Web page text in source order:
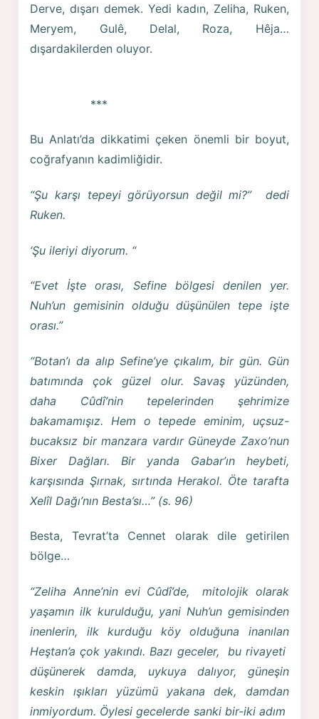
Derve, dışarı demek. Yedi kadın, Zeliha, Ruken,
Meryem, Gulê, Delal, Roza, Hêja…
dışardakilerden oluyor.
***
Bu Anlatı’da dikkatimi çeken önemli bir boyut,
coğrafyanın kadimliğidir.
“Şu karşı tepeyi görüyorsun değil mi?” dedi
Ruken.
‘Şu ileriyi diyorum. “
“Evet İşte orası, Sefine bölgesi denilen yer.
Nuh’un gemisinin olduğu düşünülen tepe işte
orası.”
“Botan’ı da alıp Sefine’ye çıkalım, bir gün. Gün
batımında çok güzel olur. Savaş yüzünden,
daha Cûdî’nin tepelerinden şehrimize
bakamamışız. Hem o tepede eminim, uçsuz-
bucaksız bir manzara vardır Güneyde Zaxo’nun
Bixer Dağları. Bir yanda Gabar’ın heybeti,
karşısında Şırnak, sırtında Herakol. Öte tarafta
Xelîl Dağı’nın Besta’sı…” (s. 96)
Besta, Tevrat’ta Cennet olarak dile getirilen
bölge…
“Zeliha Anne’nin evi Cûdî’de, mitolojik olarak
yaşamın ilk kurulduğu, yani Nuh’un gemisinden
inenlerin, ilk kurduğu köy olduğuna inanılan
Heştan’a çok yakındı. Bazı geceler, bu rivayeti
düşünerek damda, uykuya dalıyor, güneşin
keskin ışıkları yüzümü yakana dek, damdan
inmiyordum. Öylesi gecelerde sanki bir-iki adım